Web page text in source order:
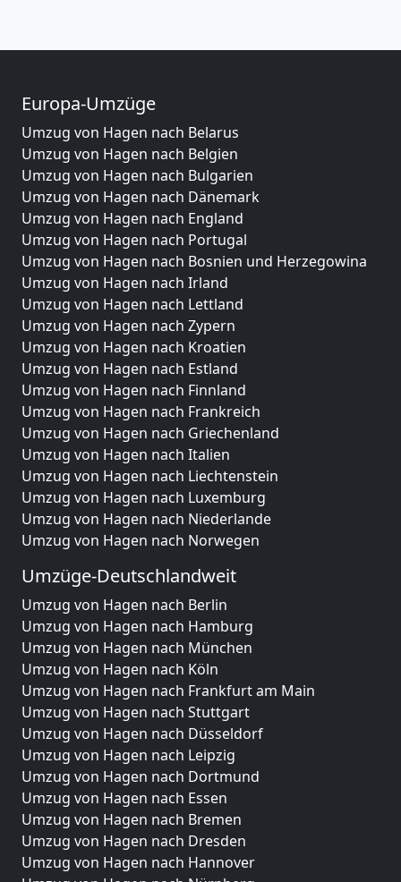
Europa-Umzüge
Umzug von Hagen nach Belarus
Umzug von Hagen nach Belgien
Umzug von Hagen nach Bulgarien
Umzug von Hagen nach Dänemark
Umzug von Hagen nach England
Umzug von Hagen nach Portugal
Umzug von Hagen nach Bosnien und Herzegowina
Umzug von Hagen nach Irland
Umzug von Hagen nach Lettland
Umzug von Hagen nach Zypern
Umzug von Hagen nach Kroatien
Umzug von Hagen nach Estland
Umzug von Hagen nach Finnland
Umzug von Hagen nach Frankreich
Umzug von Hagen nach Griechenland
Umzug von Hagen nach Italien
Umzug von Hagen nach Liechtenstein
Umzug von Hagen nach Luxemburg
Umzug von Hagen nach Niederlande
Umzug von Hagen nach Norwegen
Umzüge-Deutschlandweit
Umzug von Hagen nach Berlin
Umzug von Hagen nach Hamburg
Umzug von Hagen nach München
Umzug von Hagen nach Köln
Umzug von Hagen nach Frankfurt am Main
Umzug von Hagen nach Stuttgart
Umzug von Hagen nach Düsseldorf
Umzug von Hagen nach Leipzig
Umzug von Hagen nach Dortmund
Umzug von Hagen nach Essen
Umzug von Hagen nach Bremen
Umzug von Hagen nach Dresden
Umzug von Hagen nach Hannover